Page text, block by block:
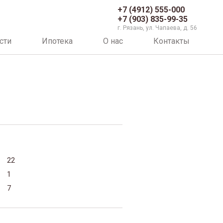
+7 (4912) 555-000
+7 (903) 835-99-35
г. Рязань, ул. Чапаева, д. 56
Ипотека О нас Контакты
22
1
7